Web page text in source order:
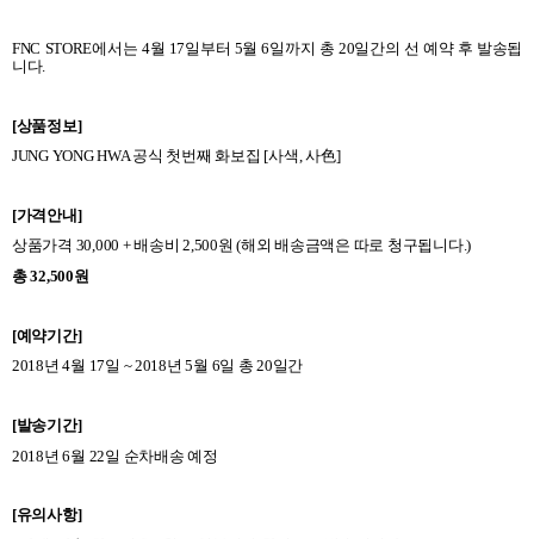
FNC STORE에서는 4월 17일부터 5월 6일까지 총 20일간의 선 예약 후 발송됩
니다.
[상품정보]
JUNG YONG HWA공식 첫번째 화보집 [사색,사色]
[가격안내]
상품가격 30,000 +배송비 2,500원 (해외 배송금액은 따로 청구됩니다.)
총32,500원
[예약기간]
2018년 4월 17일 ~ 2018년 5월 6일 총 20일간
[발송기간]
2018년 6월 22일 순차배송 예정
[유의사항]